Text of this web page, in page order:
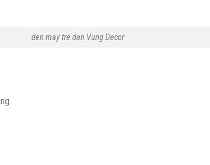
den may tre dan Vung Decor